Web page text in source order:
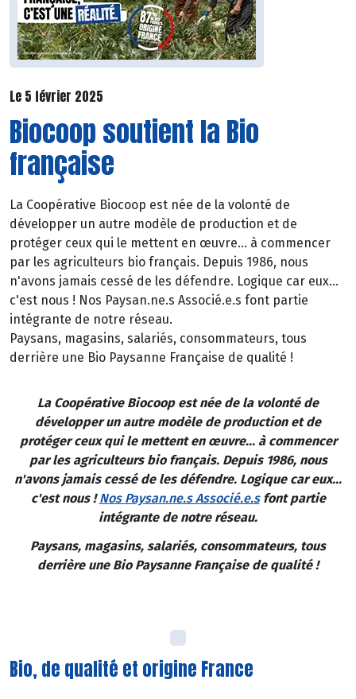
Le 5 février 2025
Biocoop soutient la Bio
française
La Coopérative Biocoop est née de la volonté de
développer un autre modèle de production et de
protéger ceux qui le mettent en œuvre... à commencer
par les agriculteurs bio français. Depuis 1986, nous
n'avons jamais cessé de les défendre. Logique car eux...
c'est nous ! Nos Paysan.ne.s Associé.e.s font partie
intégrante de notre réseau.
Paysans, magasins, salariés, consommateurs, tous
derrière une Bio Paysanne Française de qualité !
La Coopérative Biocoop est née de la volonté de
développer un autre modèle de production et de
protéger ceux qui le mettent en œuvre... à commencer
par les agriculteurs bio français. Depuis 1986, nous
n'avons jamais cessé de les défendre. Logique car eux...
c'est nous !Nos Paysan.ne.s Associé.e.sfont partie
intégrante de notre réseau.
Paysans, magasins, salariés, consommateurs, tous
derrière une Bio Paysanne Française de qualité !
Bio, de qualité et origine France